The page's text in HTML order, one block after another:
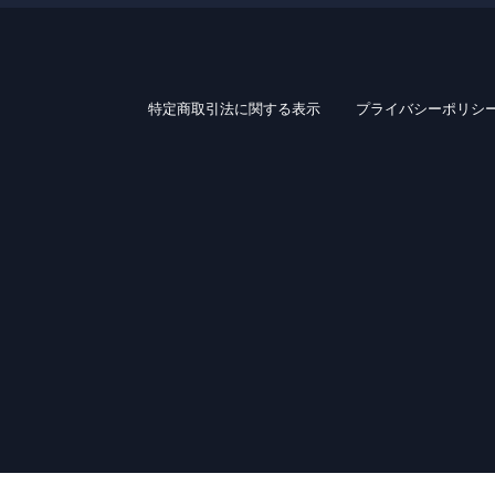
特定商取引法に関する表示 プライバシーポリシ